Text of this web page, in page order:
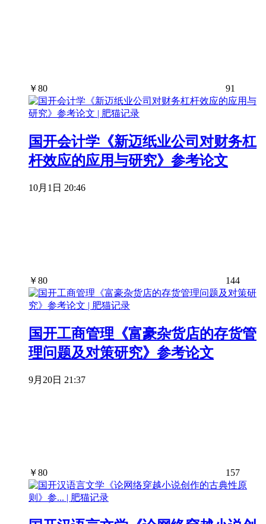
￥80 91
国开会计学《新迈纸业公司对财务杠
杆效应的应用与研究》参考论文
10月1日 20:46
￥80 144
国开工商管理《富豪杂货店的存货管
理问题及对策研究》参考论文
9月20日 21:37
￥80 157